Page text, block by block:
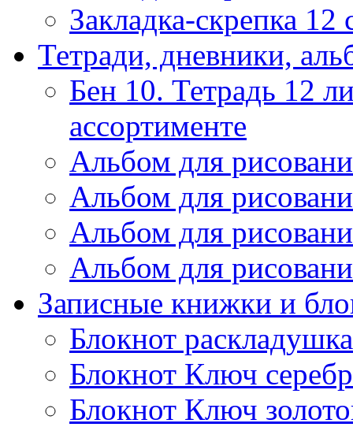
Закладка-скрепка
Тетради, дневники,
Бен 10. Тетрадь 12
ассортименте
Альбом для
Альбом для
Альбом для
Альбом для
Записные книжки и
Блокнот
Блокнот Ключ
Блокнот Ключ